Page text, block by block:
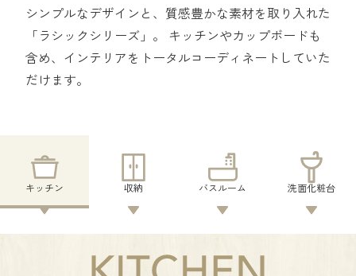
シンプルなデザインと、質感豊かな素材を取り入れた
「ラシックシリーズ」。
キッチンやカップボードも
含め、インテリアをトータルコーディネートしていた
だけます。
キッチン 収納 バスルーム 洗面化粧台